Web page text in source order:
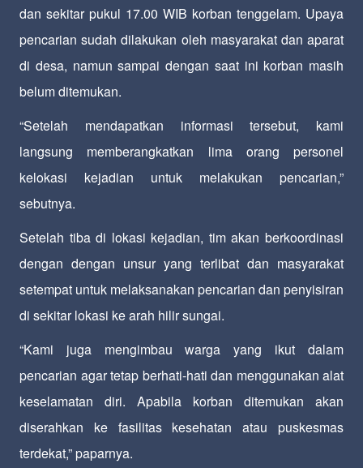
dan sekitar pukul 17.00 WIB korban tenggelam. Upaya
pencarian sudah dilakukan oleh masyarakat dan aparat
di desa, namun sampai dengan saat ini korban masih
belum ditemukan.
“Setelah mendapatkan informasi tersebut, kami
langsung memberangkatkan lima orang personel
kelokasi kejadian untuk melakukan pencarian,”
sebutnya.
Setelah tiba di lokasi kejadian, tim akan berkoordinasi
dengan dengan unsur yang terlibat dan masyarakat
setempat untuk melaksanakan pencarian dan penyisiran
di sekitar lokasi ke arah hilir sungai.
“Kami juga mengimbau warga yang ikut dalam
pencarian agar tetap berhati-hati dan menggunakan alat
keselamatan diri. Apabila korban ditemukan akan
diserahkan ke fasilitas kesehatan atau puskesmas
terdekat,” paparnya.